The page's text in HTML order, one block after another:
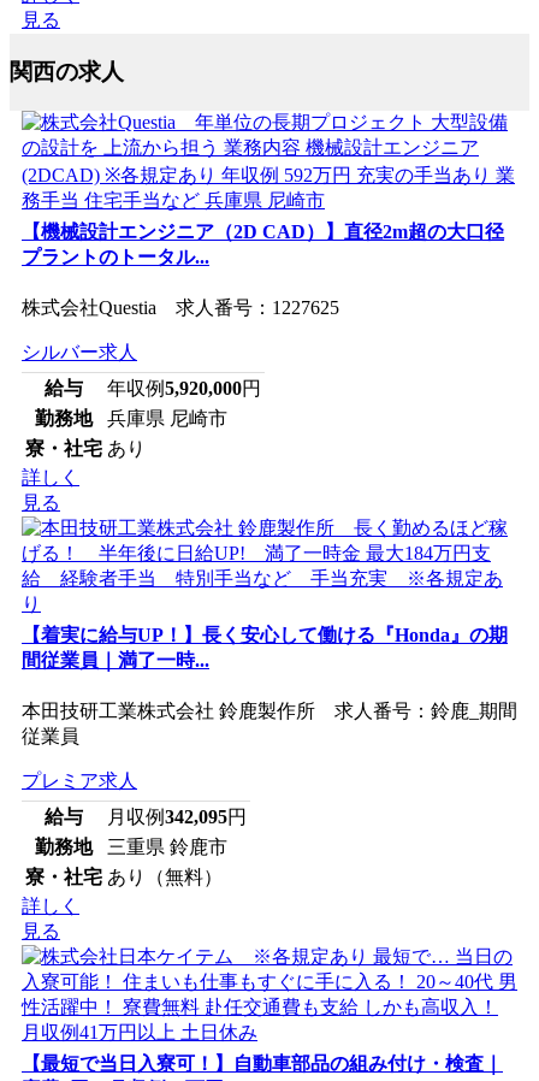
見る
関西の求人
【機械設計エンジニア（2D CAD）】直径2m超の大口径
プラントのトータル...
株式会社Questia 求人番号：1227625
シルバー求人
給与
年収例5,920,000円
勤務地
兵庫県 尼崎市
寮・社宅 あり
詳しく
見る
【着実に給与UP！】長く安心して働ける『Honda』の期
間従業員｜満了一時...
本田技研工業株式会社 鈴鹿製作所 求人番号：鈴鹿_期間
従業員
プレミア求人
給与
月収例342,095円
勤務地
三重県 鈴鹿市
寮・社宅 あり（無料）
詳しく
見る
【最短で当日入寮可！】自動車部品の組み付け・検査｜